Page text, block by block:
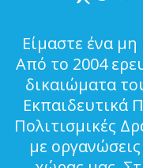
Είμαστε ένα
Από το 2004
δικαιώματα
Εκπαιδευτικά
Πολιτισμικές
με